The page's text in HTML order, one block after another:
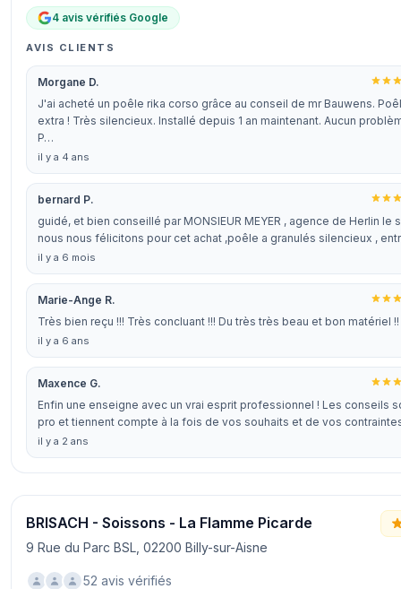
4 avis vérifiés Google
AVIS CLIENTS
Morgane D.
J'ai acheté un poêle rika corso grâce au conseil de mr Bauwens.
extra ! Très silencieux. Installé depuis 1 an maintenant. Aucun
P…
il y a 4 ans
bernard P.
guidé, et bien conseillé par MONSIEUR MEYER , agence de Herlin le
nous nous félicitons pour cet achat ,poêle a granulés silencieux ,
il y a 6 mois
Marie-Ange R.
Très bien reçu !!! Très concluant !!! Du très très beau et bon matériel !!
il y a 6 ans
Maxence G.
Enfin une enseigne avec un vrai esprit professionnel ! Les conseils
pro et tiennent compte à la fois de vos souhaits et de vos
il y a 2 ans
BRISACH - Soissons - La Flamme Picarde
9 Rue du Parc BSL, 02200 Billy-sur-Aisne
52 avis vérifiés